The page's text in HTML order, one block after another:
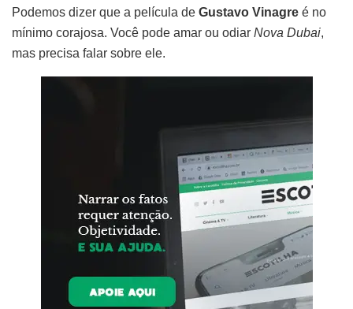
Podemos dizer que a película de Gustavo Vinagre é no
mínimo corajosa. Você pode amar ou odiar Nova Dubai,
mas precisa falar sobre ele.